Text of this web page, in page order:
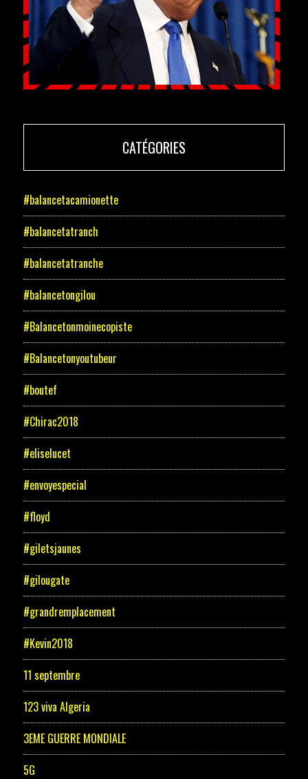
CATÉGORIES
#balancetacamionette
#balancetatranch
#balancetatranche
#balancetongilou
#Balancetonmoinecopiste
#Balancetonyoutubeur
#boutef
#Chirac2018
#eliselucet
#envoyespecial
#floyd
#giletsjaunes
#gilougate
#grandremplacement
#Kevin2018
11 septembre
123 viva Algeria
3EME GUERRE MONDIALE
5G